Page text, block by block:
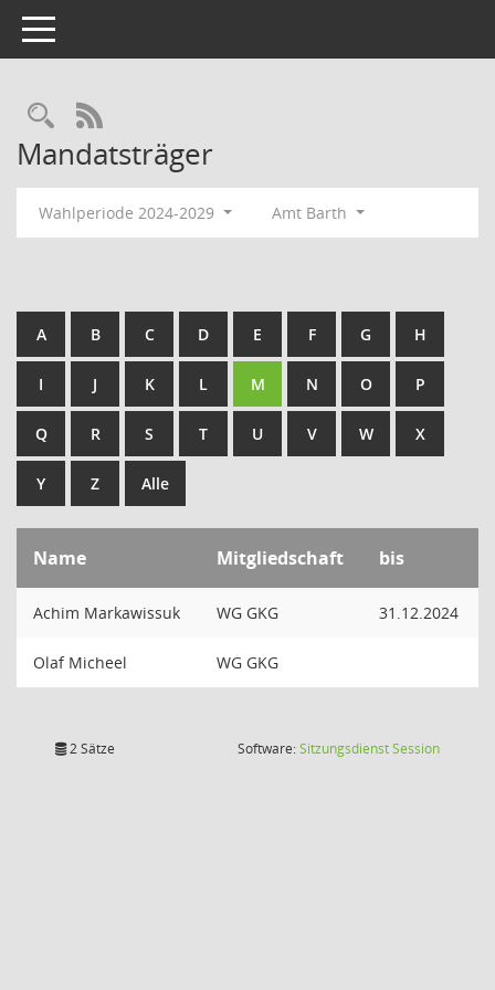
Toggle navigation
Rechercheauswahl
RSS-Feed
Mandatsträger
Wahlperiode 2024-2029 Amt Barth
A B C D E F G H
I J K L M N O P
Q R S T U V W X
Y Z Alle
Name Mitgliedschaft bis
Achim Markawissuk WG GKG 31.12.2024
Olaf Micheel WG GKG
2 Sätze Software:SitzungsdienstSession(Wird in